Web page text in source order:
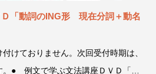
「動詞のING形 現在分詞＋動名
けておりません。次回受付時期は、
。● 例文で学ぶ文法講座ＤＶＤ「動